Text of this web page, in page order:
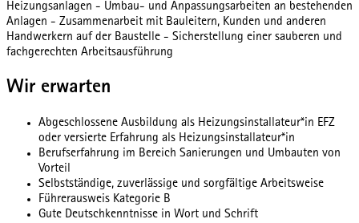
Heizungsanlagen - Umbau- und Anpassungsarbeiten an bestehenden
Anlagen - Zusammenarbeit mit Bauleitern, Kunden und anderen
Handwerkern auf der Baustelle - Sicherstellung einer sauberen und
fachgerechten Arbeitsausführung
Wir erwarten
Abgeschlossene Ausbildung als Heizungsinstallateur*in EFZ
oder versierte Erfahrung als Heizungsinstallateur*in
Berufserfahrung im Bereich Sanierungen und Umbauten von
Vorteil
Selbstständige, zuverlässige und sorgfältige Arbeitsweise
Führerausweis Kategorie B
Gute Deutschkenntnisse in Wort und Schrift